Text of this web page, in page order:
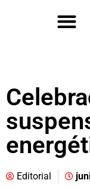
Editorial